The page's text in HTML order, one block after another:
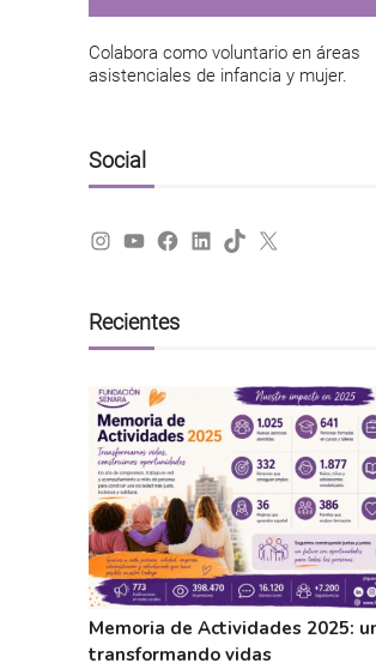
Colabora como voluntario en áreas
asistenciales de infancia y mujer.
Social
Instagram
YouTube
Facebook
LinkedIn
TikTok
X
Recientes
Memoria de Actividades 2025:
transformando vidas